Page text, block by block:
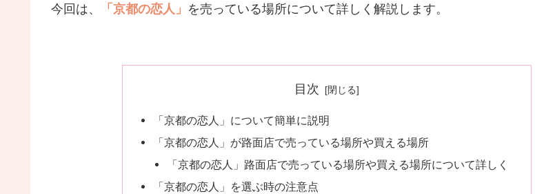
今回は、 「京都の恋人」 を売っている場所について詳しく解説します。
目次
「京都の恋人」について簡単に説明
「京都の恋人」が路面店で売っている場所や買える場所
「京都の恋人」路面店で売っている場所や買える場所について詳しく
「京都の恋人」を選ぶ時の注意点